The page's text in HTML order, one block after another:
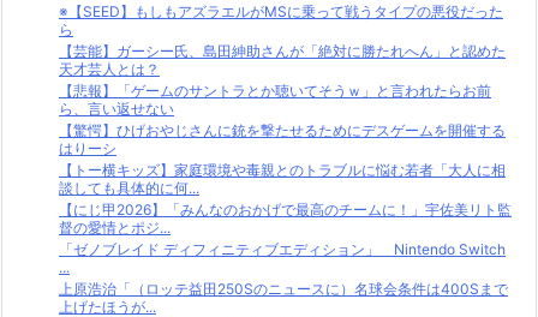
※【SEED】もしもアズラエルがMSに乗って戦うタイプの悪役だった
ら
【芸能】ガーシー氏、島田紳助さんが「絶対に勝たれへん」と認めた
天才芸人とは？
【悲報】「ゲームのサントラとか聴いてそうｗ」と言われたらお前
ら、言い返せない
【驚愕】ひげおやじさんに銃を撃たせるためにデスゲームを開催する
はりーシ
【トー横キッズ】家庭環境や毒親とのトラブルに悩む若者「大人に相
談しても具体的に何...
【にじ甲2026】「みんなのおかげで最高のチームに！」宇佐美リト監
督の愛情とポジ...
「ゼノブレイド ディフィニティブエディション」 Nintendo Switch
...
上原浩治「（ロッテ益田250Sのニュースに）名球会条件は400Sまで
上げたほうが...